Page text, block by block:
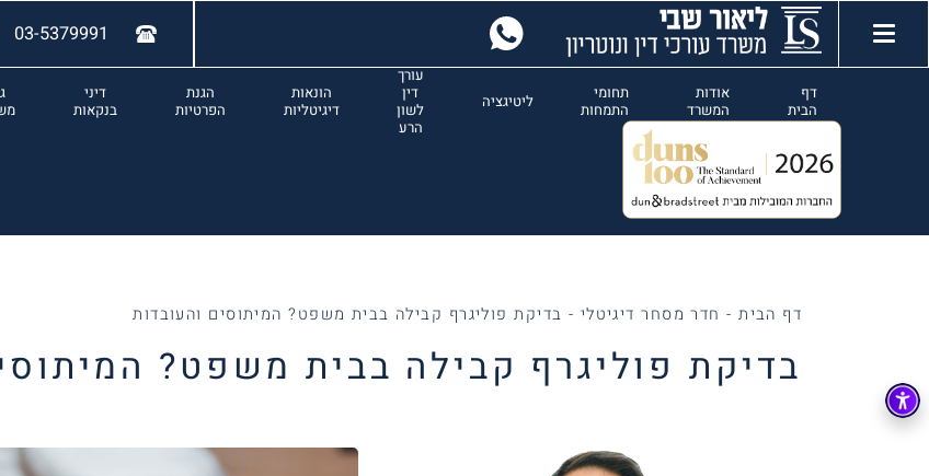
03-5379991
דף
הבית
אודות
המשרד
תחומי
התמחות
ליטיגציה
עורך
דין
לשון
הרע
הונאות
דיגיטליות
הגנת
הפרטיות
דיני
בנקאות
דף הבית- חדר מסחר דיגיטלי - בדיקת פוליגרף קבילה בבית משפט? המיתוסים והעובדות
בדיקת פוליגרף קבילה בבית משפט?